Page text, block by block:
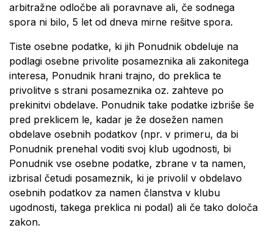
arbitražne odločbe ali poravnave ali, če sodnega
spora ni bilo, 5 let od dneva mirne rešitve spora.
Tiste osebne podatke, ki jih Ponudnik obdeluje na
podlagi osebne privolite posameznika ali zakonitega
interesa, Ponudnik hrani trajno, do preklica te
privolitve s strani posameznika oz. zahteve po
prekinitvi obdelave. Ponudnik take podatke izbriše še
pred preklicem le, kadar je že dosežen namen
obdelave osebnih podatkov (npr. v primeru, da bi
Ponudnik prenehal voditi svoj klub ugodnosti, bi
Ponudnik vse osebne podatke, zbrane v ta namen,
izbrisal četudi posameznik, ki je privolil v obdelavo
osebnih podatkov za namen članstva v klubu
ugodnosti, takega preklica ni podal) ali če tako določa
zakon.